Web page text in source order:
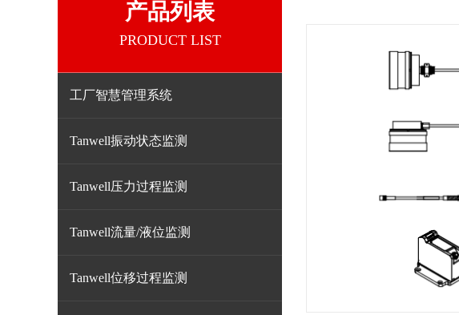
产品列表
PRODUCT LIST
工厂智慧管理系统
Tanwell振动状态监测
Tanwell压力过程监测
Tanwell流量/液位监测
Tanwell位移过程监测